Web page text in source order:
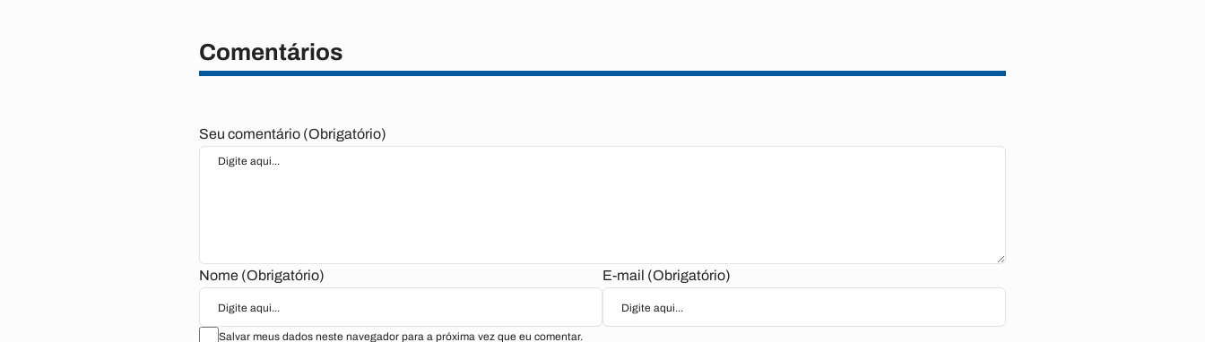
Comentários
Seu comentário (Obrigatório)
Nome (Obrigatório) E-mail (Obrigatório)
Salvar meus dados neste navegador para a próxima vez que eu comentar.